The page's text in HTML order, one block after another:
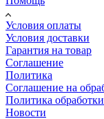
Условия оплаты
Условия доставки
Гарантия на товар
Соглашение
Политика
Соглашение на
Политика
Новости